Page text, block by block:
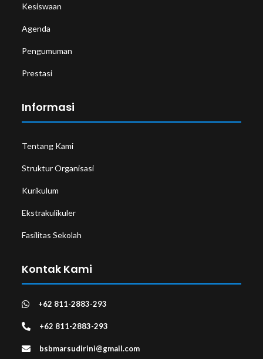
Kesiswaan
Agenda
Pengumuman
Prestasi
Informasi
Tentang Kami
Struktur Organisasi
Kurikulum
Ekstrakulikuler
Fasilitas Sekolah
Kontak Kami
+62 811-2883-293
+62 811-2883-293
bsbmarsudirini@gmail.com